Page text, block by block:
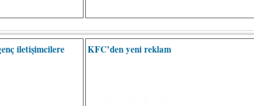
iletişimcilere
KFC’den yeni reklam